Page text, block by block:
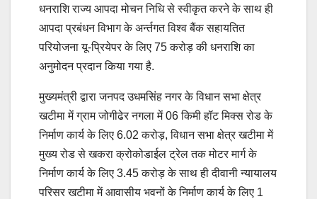
धनराशि राज्य आपदा मोचन निधि से स्वीकृत करने के साथ ही
आपदा प्रबंधन विभाग के अर्न्तगत विश्व बैंक सहायतित
परियोजना यू-प्रियेपर के लिए 75 करोड़ की धनराशि का
अनुमोदन प्रदान किया गया है.
मुख्यमंत्री द्वारा जनपद उधमसिंह नगर के विधान सभा क्षेत्र
खटीमा में ग्राम जोगीढेर नगला में 06 किमी हॉट मिक्स रोड के
निर्माण कार्य के लिए 6.02 करोड़, विधान सभा क्षेत्र खटीमा में
मुख्य रोड से खकरा क्रोकोडाईल ट्रेल तक मोटर मार्ग के
निर्माण कार्य के लिए 3.45 करोड़ के साथ ही दीवानी न्यायालय
परिसर खटीमा में आवासीय भवनों के निर्माण कार्य के लिए 1